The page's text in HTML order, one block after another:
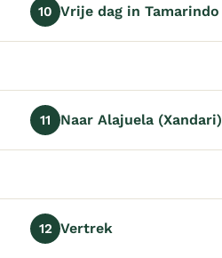
10 Vrije dag in Tamarindo
11 Naar Alajuela (Xandari)
12 Vertrek